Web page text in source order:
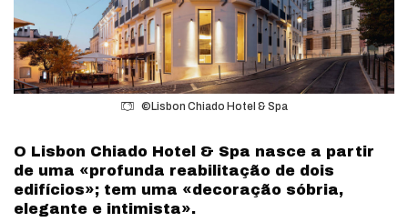
©Lisbon Chiado Hotel & Spa
O Lisbon Chiado Hotel & Spa nasce a partir
de uma «profunda reabilitação de dois
edifícios»; tem uma «decoração sóbria,
elegante e intimista».